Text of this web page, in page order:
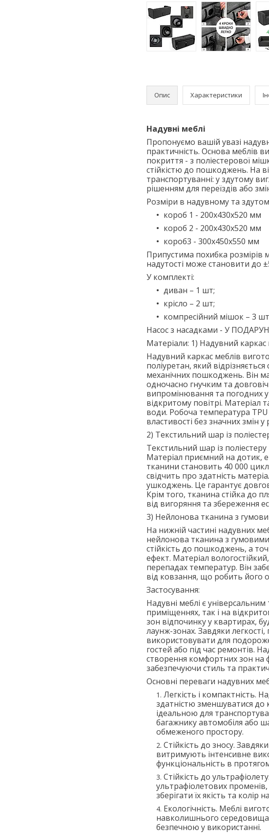
Опис Характеристики
Надувні меблі
Пропонуємо вашій увазі
практичність. Основа меблів
покриття - з поліестерової
стійкістю до пошкоджень. На
транспортуванні: у здутому
рішенням для переїздів або
Розміри в надувному та
короб 1 - 200х430х520 мм
короб 2 - 200х430х520 мм
короб3 - 300х450х550 мм
Припустима похибка розмірів
надутості може становити до
У комплекті:
диван – 1 шт;
крісло – 2 шт;
компресійний мішок – 3
Насос з насадками - У
Матеріали: 1) Надувний каркас
Надувний каркас меблів
поліуретан, який
механічних пошкоджень. Він
одночасно гнучким та
випромінювання та погодних
відкритому повітрі. Матеріал
води. Робоча температура TPU
властивості без значних змін у
2) Текстильний шар із
Текстильний шар із
Матеріал приємний на дотик,
тканини становить 40 000
свідчить про здатність
ушкоджень. Це гарантує
Крім того, тканина стійка до
від вигоряння та збереження
3) Нейлонова тканина з
На нижній частині надувних
нейлонова тканина з
стійкість до пошкоджень, а
ефект. Матеріал
перепадах температур. Він
від ковзання, що робить його
Застосування:
Надувні меблі є
приміщеннях, так і на
зон відпочинку у квартирах,
лаунж-зонах. Завдяки
використовувати для
гостей або під час ремонтів.
створення комфортних зон на
забезпечуючи стиль та
Основні переваги надувних
Легкість і компактність.
здатністю зменшуватися до
ідеальною для
багажнику автомобіля або
обмеженого простору.
Стійкість до зносу.
витримують інтенсивне
функціональність в
Стійкість до
ультрафіолетових
зберігати їх якість та
Екологічність. Меблі
навколишнього середовища
безпечною у використанні.